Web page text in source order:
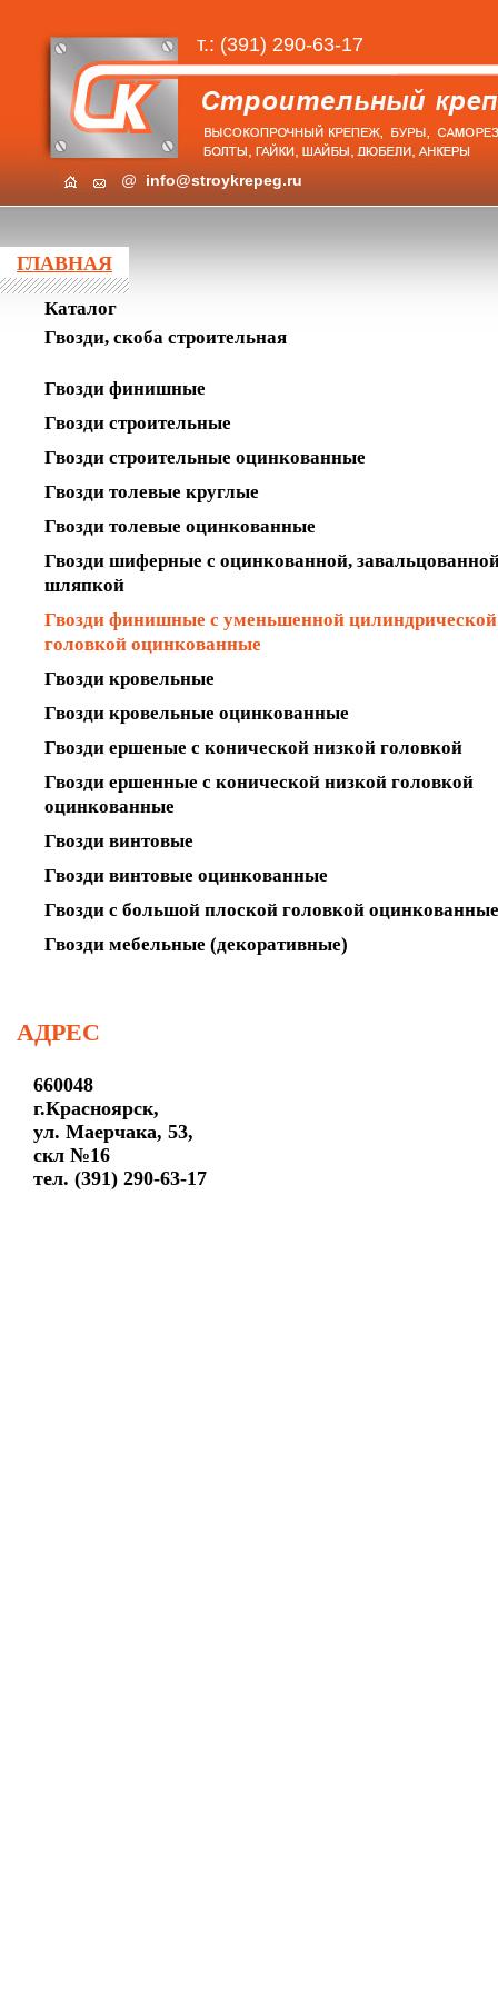
т.: (391) 290-63-17
@ info@stroykrepeg.ru
ГЛАВНАЯ
Каталог
Гвозди, скоба строительная
Гвозди финишные
Гвозди строительные
Гвозди строительные оцинкованные
Гвозди толевые круглые
Гвозди толевые оцинкованные
Гвозди шиферные с оцинкованной,
шляпкой
Гвозди финишные с уменьшенной цилиндрической
головкой оцинкованные
Гвозди кровельные
Гвозди кровельные оцинкованные
Гвозди ершеные с конической низкой головкой
Гвозди ершенные с конической низкой головкой
оцинкованные
Гвозди винтовые
Гвозди винтовые оцинкованные
Гвозди с большой плоской головкой оцинкованные
Гвозди мебельные (декоративные)
АДРЕС
660048
г.Красноярск,
ул. Маерчака, 53,
скл №16
тел. (391) 290-63-17